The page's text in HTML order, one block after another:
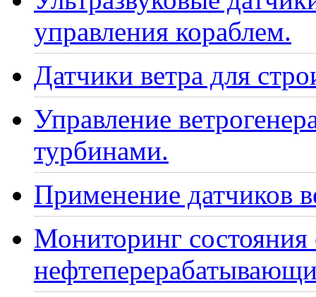
управления кораблем.
Датчики ветра для
Управление
турбинами.
Применение датчиков
Мониторинг